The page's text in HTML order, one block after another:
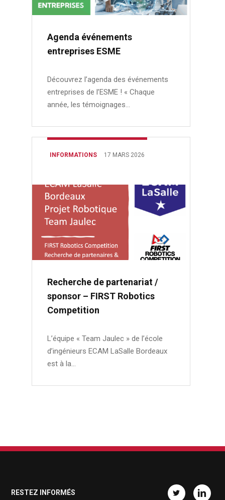
Agenda événements
entreprises ESME
Découvrez l’agenda des événements
entreprises de l’ESME ! « Chaque
année, les témoignages…
INFORMATIONS 17 MARS 2026
Recherche de partenariat /
sponsor – FIRST Robotics
Competition
L’équipe « Team Jaulec » de l’école
d’ingénieurs ECAM LaSalle Bordeaux
est à la…
RESTEZ INFORMÉS